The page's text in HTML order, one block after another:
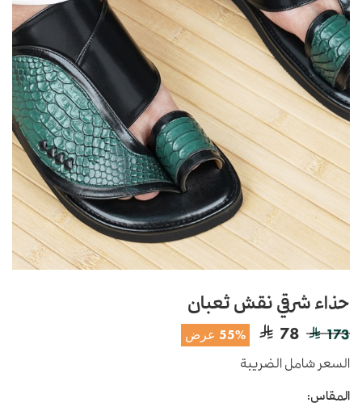
حذاء شرقي نقش ثعبان
173
78 55% عرض
السعر شامل الضريبة
المقاس: